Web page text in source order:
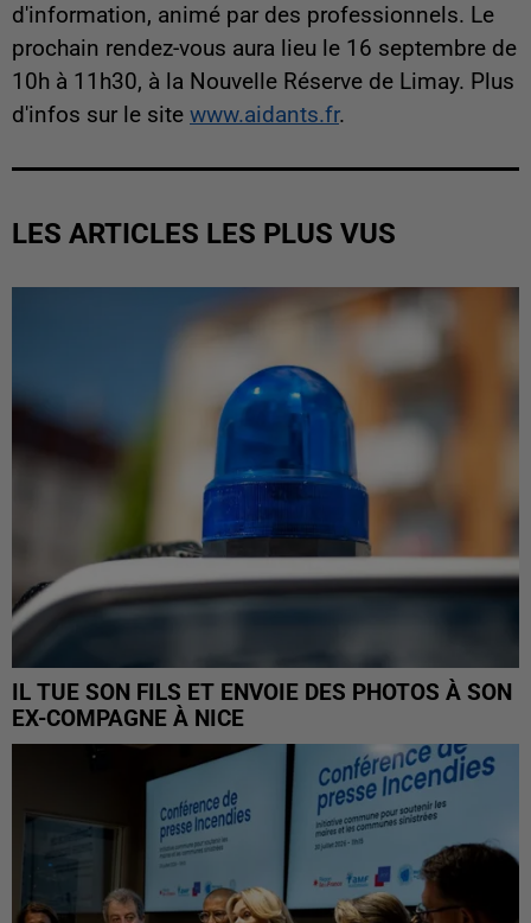
d'information, animé par des professionnels. Le
prochain rendez-vous aura lieu le 16 septembre de
10h à 11h30, à la Nouvelle Réserve de Limay. Plus
d'infos sur le site www.aidants.fr.
LES ARTICLES LES PLUS VUS
IL TUE SON FILS ET ENVOIE DES PHOTOS À SON
EX-COMPAGNE À NICE